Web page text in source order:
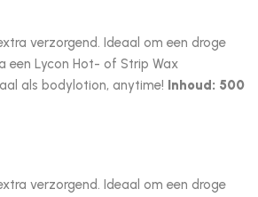
verzorgend. Ideaal om een droge
een Lycon Hot- of Strip Wax
als bodylotion, anytime! Inhoud: 500
verzorgend. Ideaal om een droge